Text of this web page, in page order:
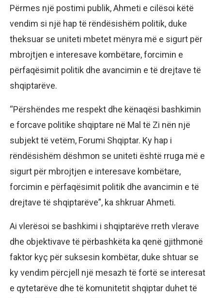
Përmes një postimi publik, Ahmeti e cilësoi këtë
vendim si një hap të rëndësishëm politik, duke
theksuar se uniteti mbetet mënyra më e sigurt për
mbrojtjen e interesave kombëtare, forcimin e
përfaqësimit politik dhe avancimin e të drejtave të
shqiptarëve.
“Përshëndes me respekt dhe kënaqësi bashkimin
e forcave politike shqiptare në Mal të Zi nën një
subjekt të vetëm, Forumi Shqiptar. Ky hap i
rëndësishëm dëshmon se uniteti është rruga më e
sigurt për mbrojtjen e interesave kombëtare,
forcimin e përfaqësimit politik dhe avancimin e të
drejtave të shqiptarëve”, ka shkruar Ahmeti.
Ai vlerësoi se bashkimi i shqiptarëve rreth vlerave
dhe objektivave të përbashkëta ka qenë gjithmonë
faktor kyç për suksesin kombëtar, duke shtuar se
ky vendim përcjell një mesazh të fortë se interesat
e qytetarëve dhe të komunitetit shqiptar duhet të